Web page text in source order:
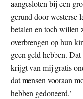
aangesloten bij een
gerund door westerse
betalen en toch willen
overbrengen op hun
geen geld hebben.
krijgt van mij gratis
dat mensen vooraan
hebben gedoneerd.’